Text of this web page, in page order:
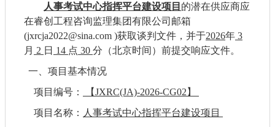
人事考试中心指挥平台建设项目 的潜在供应商应
在睿创工程咨询监理集团有限公司 邮箱
(jxrcja2022@sina.com )获取谈判文件 ，并于2026年 3
月 2 日 14 点 30 分（北京时间）前提交响应文件。
一、项目基本情况
项目编号：
【JXRC(JA)-2026-CG02】
项目名称：
人事考试中心指挥平台建设项目